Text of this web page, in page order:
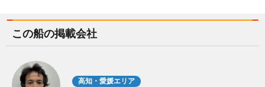
この船の掲載会社
高知・愛媛エリア